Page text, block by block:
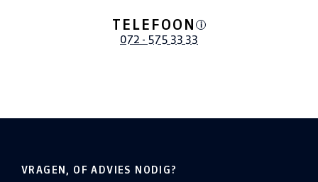
TELEFOON i
072 - 575 33 33
VRAGEN, OF ADVIES NODIG?